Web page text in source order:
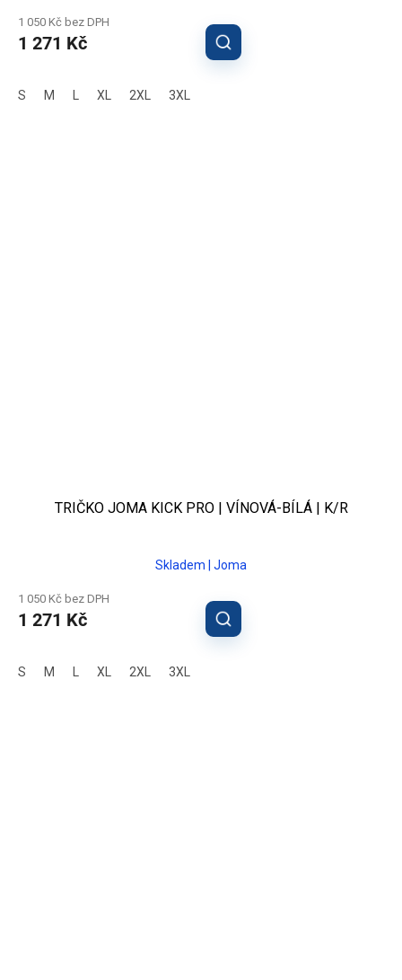
1 050 Kč bez DPH
1 271 Kč
S M L XL 2XL 3XL
TRIČKO JOMA KICK PRO | VÍNOVÁ-BÍLÁ | K/R
Skladem | Joma
1 050 Kč bez DPH
1 271 Kč
S M L XL 2XL 3XL